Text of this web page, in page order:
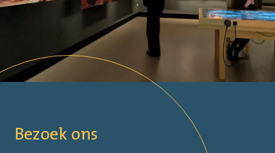
Bezoek ons